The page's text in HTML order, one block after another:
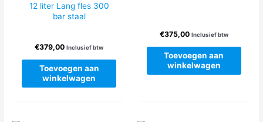
12 liter Lang fles 300
bar staal
€379,00 Inclusief btw
Toevoegen aan
winkelwagen
€375,00 Inclusief btw
Toevoegen aan
winkelwagen